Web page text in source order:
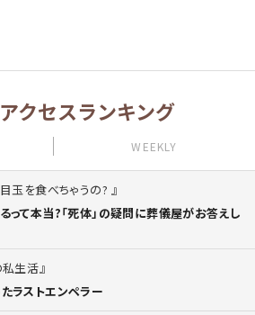
アクセスランキング
WEEKLY
玉を食べちゃうの?
って本当?「死体」の疑問に葬儀屋がお答えし
私生活
ラストエンペラー